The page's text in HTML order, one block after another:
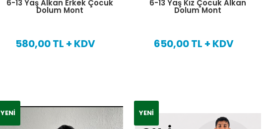
6-13 Yaş Alkan Erkek Çocuk
Dolum Mont
580,00 TL + KDV
6-13 Yaş Kız Çocuk Alkan
Dolum Mont
650,00 TL + KDV
YENI YENI